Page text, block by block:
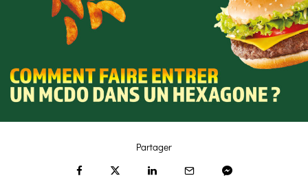
Partager